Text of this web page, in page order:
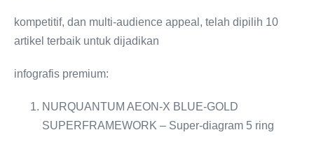
kompetitif, dan multi-audience appeal, telah dipilih 10
artikel terbaik untuk dijadikan
infografis premium:
NURQUANTUM AEON-X BLUE-GOLD
SUPERFRAMEWORK – Super-diagram 5 ring